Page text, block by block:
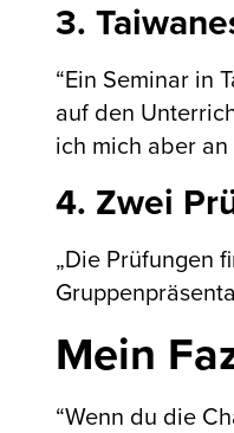
3.
“Ein Seminar in
auf den
ich mich aber an
4. Zwei
„Die Prüfungen
Mein
“Wenn du die